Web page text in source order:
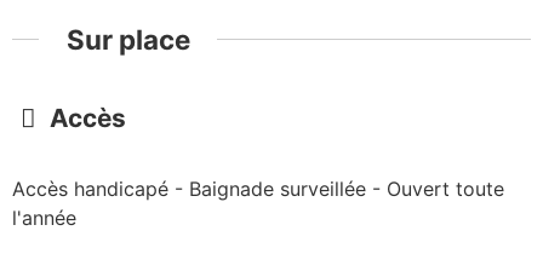
Sur place
Accès
Accès handicapé - Baignade surveillée - Ouvert toute
l'année